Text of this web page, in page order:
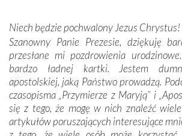
mieliśmy okazję przekonać się, że
otacza nie tylko nasz naród, lecz
się Jej ufnie oddają, a także każdą
Jej siebie oraz swych bliskich.
Dzieje Portugalii to również historia
odstępstw, także w życiu władców.
wymiarze tak osobistym, jak i
Niech będzie pochwalony Jezus Chrystus!
Szanowny Panie Prezesie, dziękuję
przesłane mi pozdrowienia
bardzo ładnej kartki. Jestem
apostolskiej, jaką Państwo prowadzą.
czasopisma „Przymierze z Maryją” i
się z tego, że mogę w nich znaleźć
artykułów poruszających interesujące